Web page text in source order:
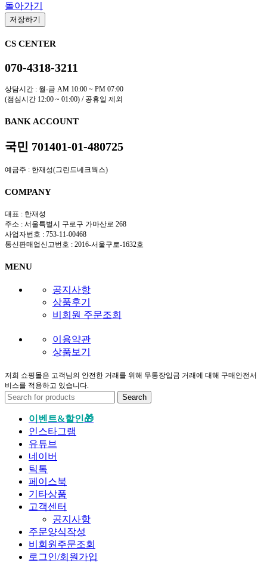
돌아가기
저장하기
CS CENTER
070-4318-3211
상담시간 : 월-금 AM 10:00 ~ PM 07:00
(점심시간 12:00 ~ 01:00) / 공휴일 제외
BANK ACCOUNT
국민 701401-01-480725
예금주 : 한재성(그린드네크웍스)
COMPANY
대표 : 한재성
주소 : 서울특별시 구로구 가마산로 268
사업자번호 : 753-11-00468
통신판매업신고번호 : 2016-서울구로-1632호
MENU
공지사항
상품후기
비회원 주문조회
이용약관
상품보기
저희 쇼핑몰은 고객님의 안전한 거래를 위해 무통장입금 거래에 대해 구매안전서
비스를 적용하고 있습니다.
Search
이벤트&할인🎁
인스타그램
유튜브
네이버
틱톡
페이스북
기타상품
고객센터
공지사항
주문양식작성
비회원주문조회
로그인/회원가입